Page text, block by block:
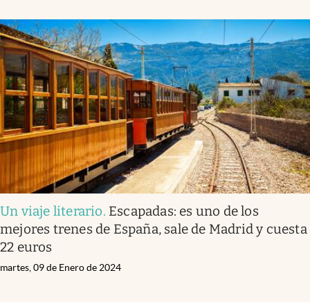
Un viaje literario. Escapadas: es uno de los
mejores trenes de España, sale de Madrid y cuesta
22 euros
martes, 09 de Enero de 2024